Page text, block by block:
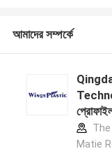
আমাদের সম্পর্কে
Matie